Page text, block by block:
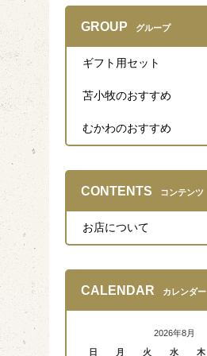
GROUP グループ
ギフト用セット
苫小牧のおすすめ
むかわのおすすめ
CONTENTS コンテンツ
お店について
CALENDAR カレンダー
2026年8月
日
月 火 水 木